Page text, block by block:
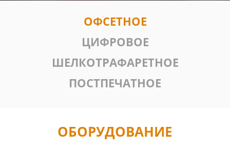
ОФСЕТНОЕ
ЦИФРОВОЕ
ШЕЛКОТРАФАРЕТНОЕ
ПОСТПЕЧАТНОЕ
ОБОРУДОВАНИЕ